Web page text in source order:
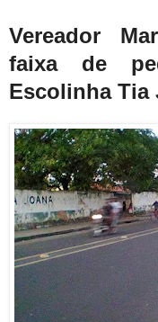
Vereador
faixa de
Escolinha Tia